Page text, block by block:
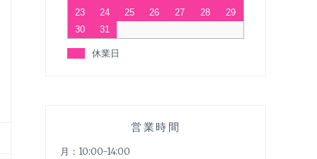
23
24 25 26 27 28
29
30
31
休業日
営業時間
月：10:00-14:00